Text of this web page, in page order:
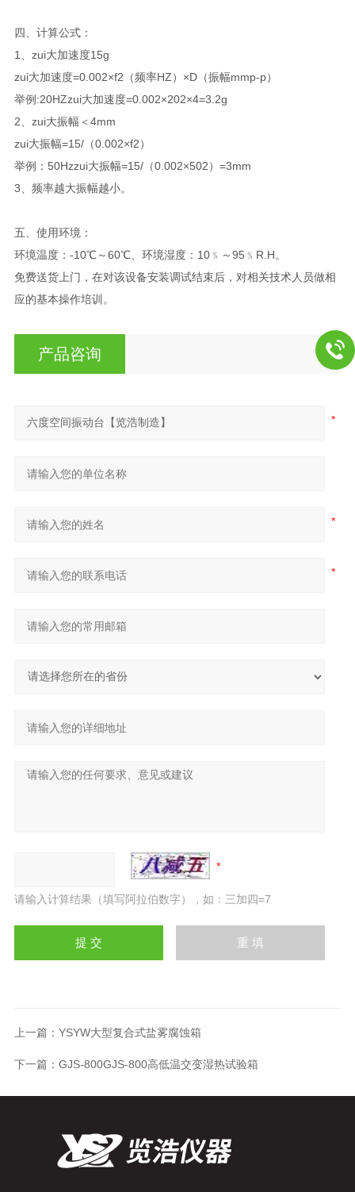
四、计算公式：
1、zui大加速度15g
zui大加速度=0.002×f2（频率HZ）×D（振幅mmp-p）
举例:20HZzui大加速度=0.002×202×4=3.2g
2、zui大振幅＜4mm
zui大振幅=15/（0.002×f2）
举例：50Hzzui大振幅=15/（0.002×502）=3mm
3、频率越大振幅越小。
五、使用环境：
环境温度：-10℃～60℃、环境湿度：10﹪～95﹪R.H。
免费送货上门，在对该设备安装调试结束后，对相关技术人员做相
应的基本操作培训。
产品咨询
请输入计算结果（填写阿拉伯数字），如：三加四=7
上一篇： YSYW大型复合式盐雾腐蚀箱
下一篇： GJS-800GJS-800高低温交变湿热试验箱